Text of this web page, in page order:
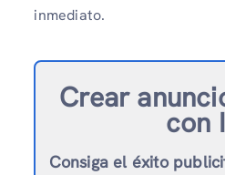
inmediato.
Crear
con
Consiga el éxito